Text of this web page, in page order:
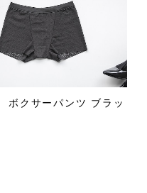
クサーパンツ ブラッ